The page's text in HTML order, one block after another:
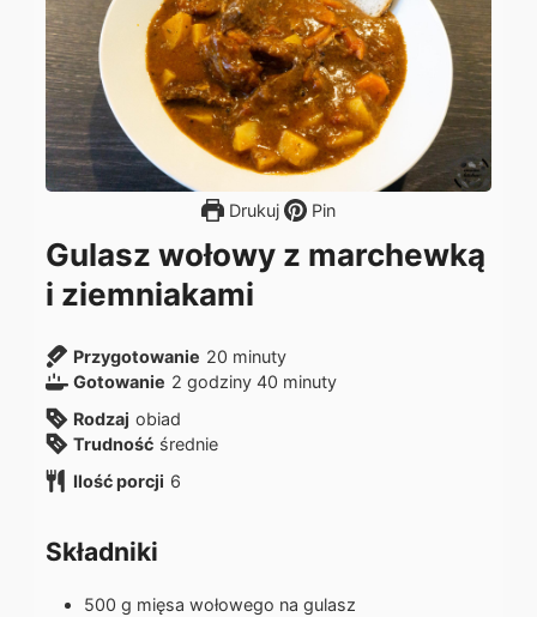
Drukuj Pin
Gulasz wołowy z marchewką
i ziemniakami
Przygotowanie 20 m
i
minuty
Gotowanie 2 g
z
godziny 40 m
minuty
Rodzaj obiad
Trudność średnie
Ilość porcji 6
Składniki
500 g mięsa wołowego na gulasz